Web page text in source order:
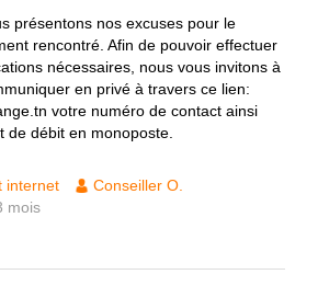
présentons nos excuses pour le
rencontré. Afin de pouvoir effectuer
nécessaires, nous vous invitons à
en privé à travers ce lien:
votre numéro de contact ainsi
de débit en monoposte.
internet
Conseiller O.
mois